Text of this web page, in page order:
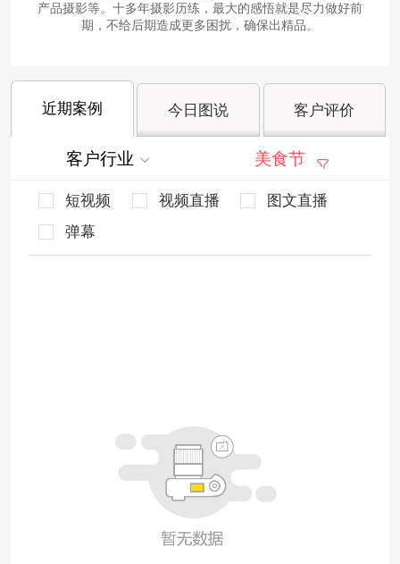
产品摄影等。十多年摄影历练，最大的感悟就是尽力做好前
期，不给后期造成更多困扰，确保出精品。
近期案例 今日图说 客户评价
客户行业 美食节
短视频 视频直播
图文直播
弹幕